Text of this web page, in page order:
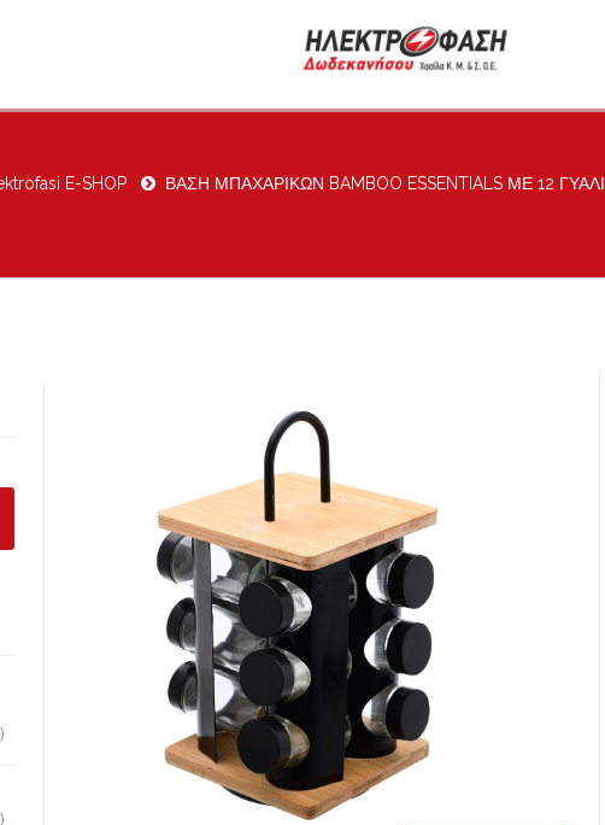
E-SHOP ΒΑΣΗ ΜΠΑΧΑΡΙΚΩΝ BAMBOO ESSENTIALS ΜΕ 12